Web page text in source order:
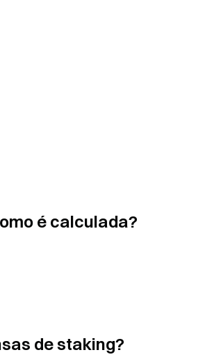
é calculada?
de staking?